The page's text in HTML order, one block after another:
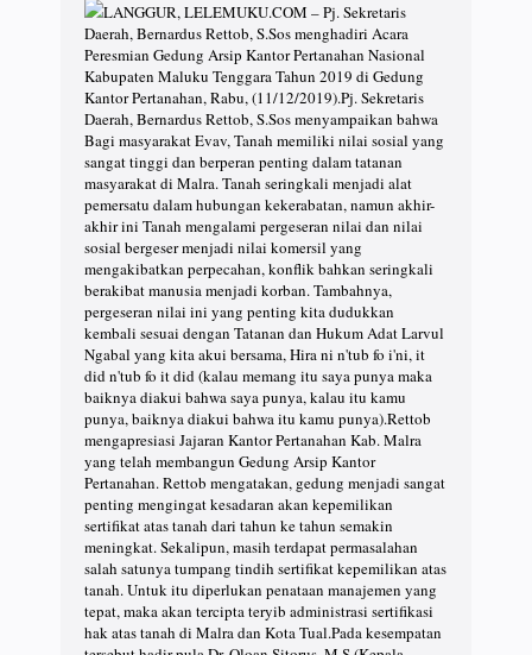
LANGGUR, LELEMUKU.COM – Pj. Sekretaris
Daerah, Bernardus Rettob, S.Sos menghadiri Acara
Peresmian Gedung Arsip Kantor Pertanahan Nasional
Kabupaten Maluku Tenggara Tahun 2019 di Gedung
Kantor Pertanahan, Rabu, (11/12/2019).Pj. Sekretaris
Daerah, Bernardus Rettob, S.Sos menyampaikan bahwa
Bagi masyarakat Evav, Tanah memiliki nilai sosial yang
sangat tinggi dan berperan penting dalam tatanan
masyarakat di Malra. Tanah seringkali menjadi alat
pemersatu dalam hubungan kekerabatan, namun akhir-
akhir ini Tanah mengalami pergeseran nilai dan nilai
sosial bergeser menjadi nilai komersil yang
mengakibatkan perpecahan, konflik bahkan seringkali
berakibat manusia menjadi korban. Tambahnya,
pergeseran nilai ini yang penting kita dudukkan
kembali sesuai dengan Tatanan dan Hukum Adat Larvul
Ngabal yang kita akui bersama, Hira ni n'tub fo i'ni, it
did n'tub fo it did (kalau memang itu saya punya maka
baiknya diakui bahwa saya punya, kalau itu kamu
punya, baiknya diakui bahwa itu kamu punya).Rettob
mengapresiasi Jajaran Kantor Pertanahan Kab. Malra
yang telah membangun Gedung Arsip Kantor
Pertanahan. Rettob mengatakan, gedung menjadi sangat
penting mengingat kesadaran akan kepemilikan
sertifikat atas tanah dari tahun ke tahun semakin
meningkat. Sekalipun, masih terdapat permasalahan
salah satunya tumpang tindih sertifikat kepemilikan atas
tanah. Untuk itu diperlukan penataan manajemen yang
tepat, maka akan tercipta teryib administrasi sertifikasi
hak atas tanah di Malra dan Kota Tual.Pada kesempatan